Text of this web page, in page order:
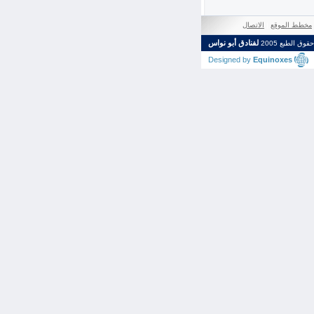
مخطط الموقع الاتصال
حقوق الطبع 2005
لفنادق أبو نواس
Designed by Equinoxes